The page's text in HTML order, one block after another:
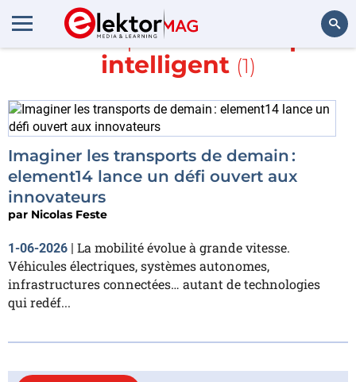
En savoir plus sur
transport
intelligent (1)
Imaginer les transports de demain :
element14 lance un défi ouvert aux
innovateurs
par Nicolas Feste
1-06-2026 | La mobilité évolue à grande vitesse.
Véhicules électriques, systèmes autonomes,
infrastructures connectées… autant de technologies
qui redéf...